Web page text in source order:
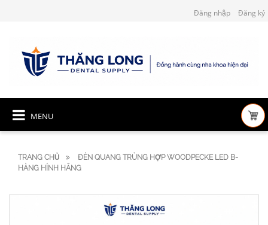
Đăng nhập Đăng ký
MENU
TRANG CHỦ
ĐÈN QUANG TRÙNG HỢP WOODPECKE LED B-
HÀNG HÍNH HÃNG